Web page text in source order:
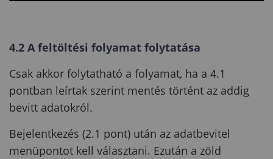
4.2 A feltöltési folyamat folytatása
Csak akkor folytatható a folyamat, ha a 4.1
pontban leírtak szerint mentés történt az addig
bevitt adatokról.
Bejelentkezés (2.1 pont) után az adatbevitel
menüpontot kell választani. Ezután a zöld